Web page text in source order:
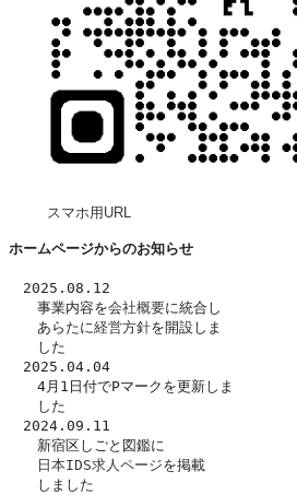
スマホ用URL
ホームページからのお知らせ
2025.08.12
事業内容を会社概要に統合し
あらたに経営方針を開設しま
した
2025.04.04
4月1日付でPマークを更新しま
した
2024.09.11
新宿区しごと図鑑に
日本IDS求人ページを掲載
しました